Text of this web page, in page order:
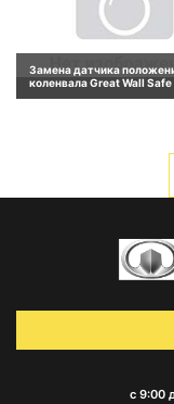
Замена датчика
коленвала Great Wall Safe
с 9:00